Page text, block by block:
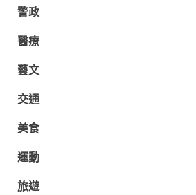
警政
醫療
藝文
交通
美食
運動
旅遊